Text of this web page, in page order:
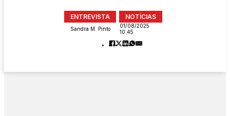
ENTREVISTA NOTÍCIAS
Sandra M. Pinto
01/08/2025
10:45